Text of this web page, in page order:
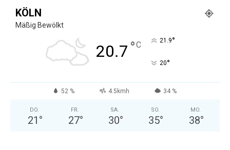
KÖLN
Mäßig Bewölkt
20.7 °C 21.9°
20°
52 % 4.5kmh 34 %
DO.
21 °
FR.
27°
SA.
30°
SO.
35°
MO.
38°